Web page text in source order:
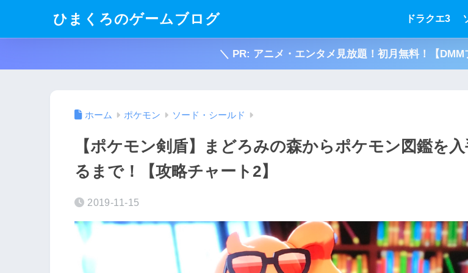
ひまくろのゲームブログ ドラクエ3
＼ PR: アニメ・エンタメ見放題！初月無料！【
ホーム ポケモン ソード・シールド
【ポケモン剣盾】まどろみの森からポケモン図鑑を
るまで！【攻略チャート2】
2019-11-15